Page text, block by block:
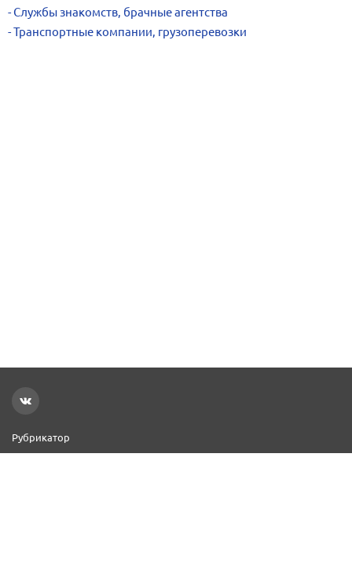
Службы знакомств, брачные агентства
Транспортные компании, грузоперевозки
Рубрикатор